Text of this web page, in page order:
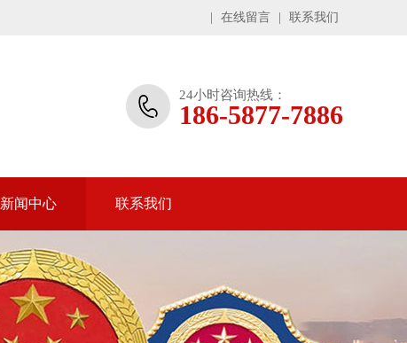
在线留言 联系我们
24小时咨询热线：
186-5877-7886
新闻中心 联系我们